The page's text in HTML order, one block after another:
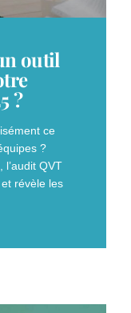
outil
?
ce
?
QVT
révèle les